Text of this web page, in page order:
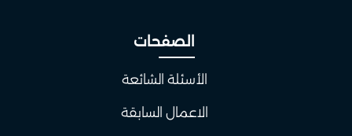
الصفحات
الأسئلة الشائعة
الاعمال السابقة